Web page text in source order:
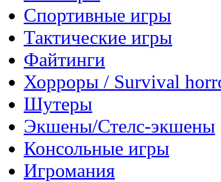
Спортивные игры
Тактические игры
Файтинги
Хорроры / Survival
Шутеры
Экшены/Стелс-экшены
Консольные игры
Игромания